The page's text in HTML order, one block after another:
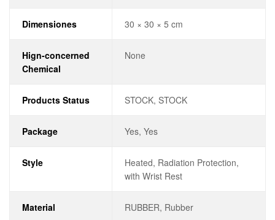
Dimensiones 30 × 30 × 5 cm
Hign-concerned
Chemical
None
Products Status STOCK, STOCK
Package Yes, Yes
Style
Heated, Radiation Protection,
with Wrist Rest
Material RUBBER, Rubber